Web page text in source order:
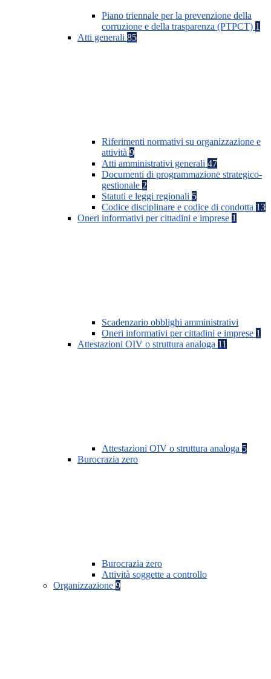
Piano triennale per la prevenzione della
corruzione e della trasparenza (PTPCT) 1
Atti generali 85
Riferimenti normativi su organizzazione e
attività 9
Atti amministrativi generali 47
Documenti di programmazione strategico-
gestionale 2
Statuti e leggi regionali 5
Codice disciplinare e codice di condotta 13
Oneri informativi per cittadini e imprese 1
Scadenzario obblighi amministrativi
Oneri informativi per cittadini e imprese 1
Attestazioni OIV o struttura analoga 11
Attestazioni OIV o struttura analoga 5
Burocrazia zero
Burocrazia zero
Attività soggette a controllo
Organizzazione 9